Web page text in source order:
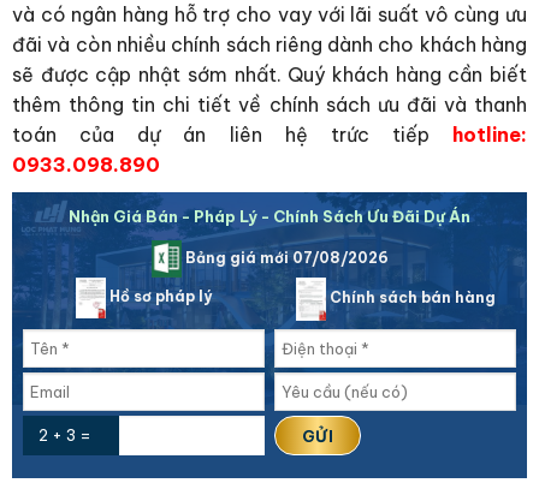
và có ngân hàng hỗ trợ cho vay với lãi suất vô cùng ưu
đãi và còn nhiều chính sách riêng dành cho khách hàng
sẽ được cập nhật sớm nhất. Quý khách hàng cần biết
thêm thông tin chi tiết về chính sách ưu đãi và thanh
toán của dự án liên hệ trức tiếp hotline:
0933.098.890
Nhận Giá Bán - Pháp Lý - Chính Sách Ưu Đãi Dự Án
Bảng giá mới 07/08/2026
Hồ sơ pháp lý Chính sách bán hàng
2 + 3 =